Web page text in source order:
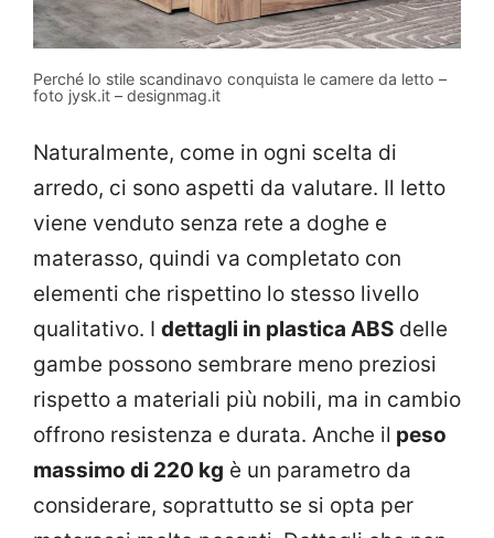
Perché lo stile scandinavo conquista le camere da letto –
foto jysk.it – designmag.it
Naturalmente, come in ogni scelta di
arredo, ci sono aspetti da valutare. Il letto
viene venduto senza rete a doghe e
materasso, quindi va completato con
elementi che rispettino lo stesso livello
qualitativo. I dettagli in plastica ABS delle
gambe possono sembrare meno preziosi
rispetto a materiali più nobili, ma in cambio
offrono resistenza e durata. Anche il peso
massimo di 220 kg è un parametro da
considerare, soprattutto se si opta per